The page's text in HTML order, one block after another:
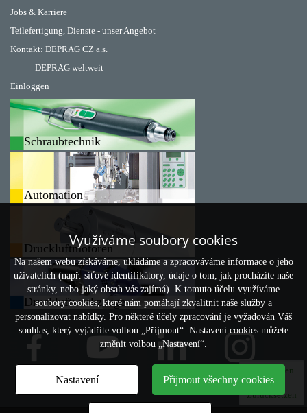
Jobs & Karriere
Teilefertigung, Dienste - unser Angebot
Kontakt: DEPRAG CZ a.s.
DEPRAG weltweit
Einloggen
Schraubtechnik
Automation
Druckluftmotoren
Druckluftwerkzeuge
Vergleichen
0
Zurücksetzen
Využíváme soubory cookies
Na našem webu získáváme, ukládáme a zpracováváme informace o jeho
uživatelích (např. síťové identifikátory, údaje o tom, jak procházíte naše
stránky, nebo jaký obsah vás zajímá). K tomuto účelu využíváme
soubory cookies, které nám pomáhají zkvalitnit naše služby a
personalizovat nabídky. Pro některé účely zpracování je vyžadován Váš
souhlas, který vyjádříte volbou „Přijmout“. Nastavení cookies můžete
změnit volbou „Nastavení“.
Nastavení Přijmout všechny cookies